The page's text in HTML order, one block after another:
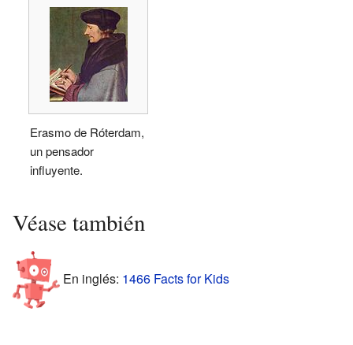
Erasmo de Róterdam,
un pensador
influyente.
Véase también
En inglés: 1466 Facts for Kids